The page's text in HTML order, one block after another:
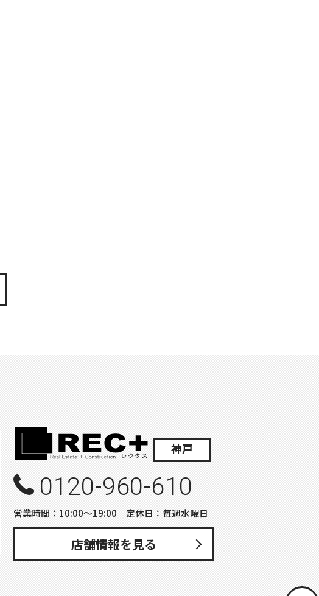
神戸
0120-960-610
営業時間：10:00〜19:00 定休日：毎週水曜日
店舗情報を見る